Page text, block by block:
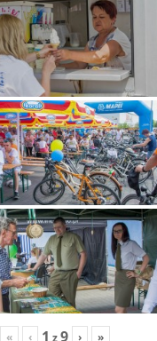
« ‹ 1 z9 › »